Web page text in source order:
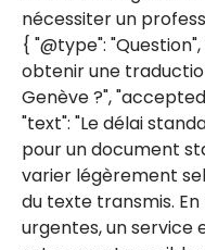
nécessiter un
{ "@type":
obtenir une
Genève ?",
"text": "Le délai
pour un document
varier légèrement
du texte transmis.
urgentes, un service